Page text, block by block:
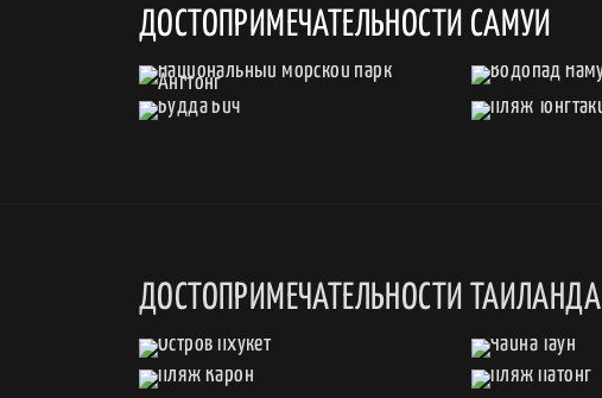
ДОСТОПРИМЕЧАТЕЛЬНОСТИ САМУИ
ДОСТОПРИМЕЧАТЕЛЬНОСТИ ТАИЛАНДА